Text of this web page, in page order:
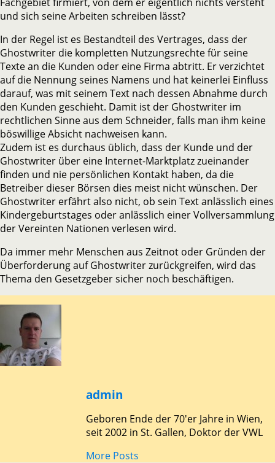
und sich seine Arbeiten schreiben lässt?
In der Regel ist es Bestandteil des Vertrages, dass der
Ghostwriter die kompletten Nutzungsrechte für seine
Texte an die Kunden oder eine Firma abtritt. Er verzichtet
auf die Nennung seines Namens und hat keinerlei Einfluss
darauf, was mit seinem Text nach dessen Abnahme durch
den Kunden geschieht. Damit ist der Ghostwriter im
rechtlichen Sinne aus dem Schneider, falls man ihm keine
böswillige Absicht nachweisen kann.
Zudem ist es durchaus üblich, dass der Kunde und der
Ghostwriter über eine Internet-Marktplatz zueinander
finden und nie persönlichen Kontakt haben, da die
Betreiber dieser Börsen dies meist nicht wünschen. Der
Ghostwriter erfährt also nicht, ob sein Text anlässlich eines
Kindergeburtstages oder anlässlich einer Vollversammlung
der Vereinten Nationen verlesen wird.
Da immer mehr Menschen aus Zeitnot oder Gründen der
Überforderung auf Ghostwriter zurückgreifen, wird das
Thema den Gesetzgeber sicher noch beschäftigen.
admin
Geboren Ende der 70'er Jahre in Wien,
seit 2002 in St. Gallen, Doktor der VWL
More Posts